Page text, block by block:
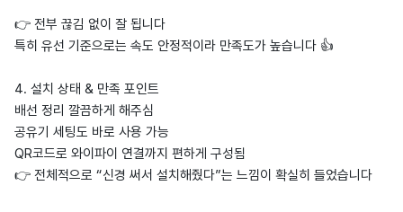
👉 전부 끊김 없이 잘 됩니다
특히 유선 기준으로는 속도 안정적이라 만족도가 높습니다 👍
4. 설치 상태 & 만족 포인트
배선 정리 깔끔하게 해주심
공유기 세팅도 바로 사용 가능
QR코드로 와이파이 연결까지 편하게 구성됨
👉 전체적으로 “신경 써서 설치해줬다”는 느낌이 확실히 들었습니다